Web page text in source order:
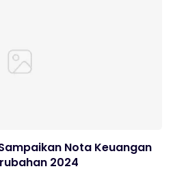
Nota Keuangan
2024